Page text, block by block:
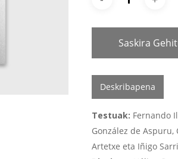
Saskira
Deskribapena
Testuak: Fernando
González de Aspuru,
Artetxe eta Iñigo